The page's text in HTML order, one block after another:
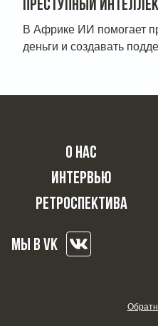
ПРЕСТУПНЫЙ
В Африке ИИ помогает
деньги и создавать
О НАС
ИНТЕРВЬЮ
РЕТРОСПЕКТИВА
МЫ В VK